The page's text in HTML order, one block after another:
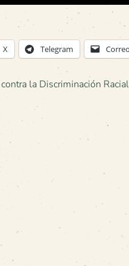
X Telegram
la Discriminación Racial